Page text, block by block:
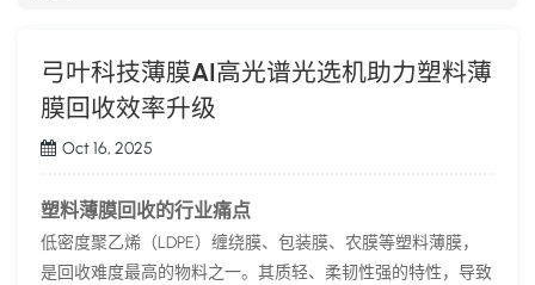
弓叶科技薄膜AI高光谱光选机助力塑料薄
膜回收效率升级
Oct 16, 2025
塑料薄膜回收的行业痛点
低密度聚乙烯（LDPE）缠绕膜、包装膜、农膜等塑料薄膜，
是回收难度最高的物料之一。其质轻、柔韧性强的特性，导致